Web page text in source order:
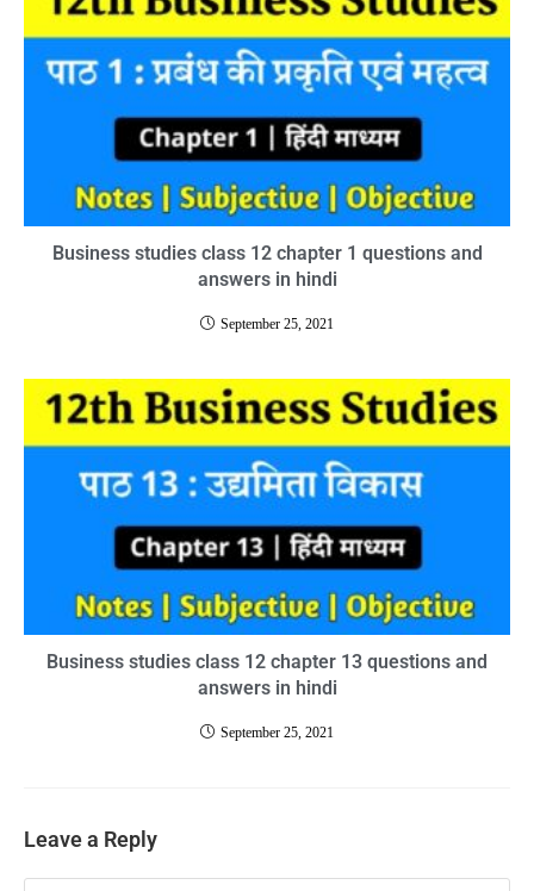
Business studies class 12 chapter 1 questions and
answers in hindi
September 25, 2021
Business studies class 12 chapter 13 questions and
answers in hindi
September 25, 2021
Leave a Reply